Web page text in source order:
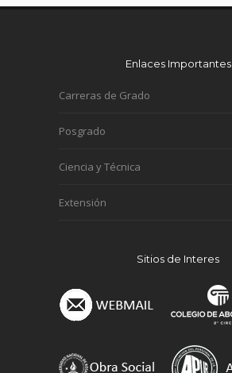
Enlaces Importantes
Carreras de Grado
Posgrado
Ciencia y Técnica
Extensión
Sitios de Interes